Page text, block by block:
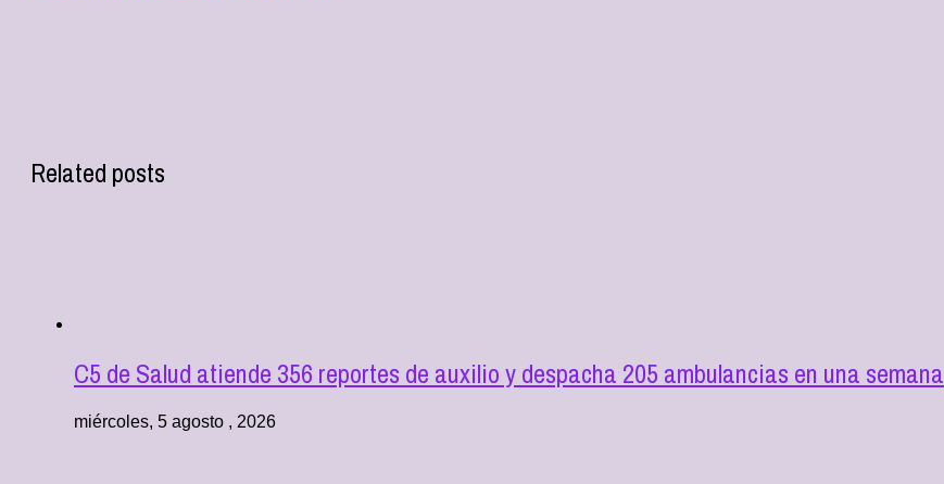
Related posts
C5 de Salud atiende 356 reportes de auxilio y despacha 205 ambulancias en una semana
miércoles, 5 agosto , 2026